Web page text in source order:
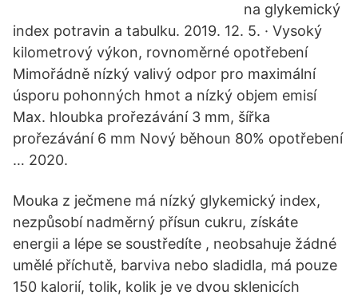
na glykemický
index potravin a tabulku. 2019. 12. 5. · Vysoký
kilometrový výkon, rovnoměrné opotřebení
Mimořádně nízký valivý odpor pro maximální
úsporu pohonných hmot a nízký objem emisí
Max. hloubka prořezávání 3 mm, šířka
prořezávání 6 mm Nový běhoun 80% opotřebení
… 2020.
Mouka z ječmene má nízký glykemický index,
nezpůsobí nadměrný přísun cukru, získáte
energii a lépe se soustředíte , neobsahuje žádné
umělé příchutě, barviva nebo sladidla, má pouze
150 kalorií, tolik, kolik je ve dvou sklenicích